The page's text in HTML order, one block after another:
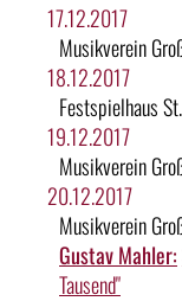
17.12.2017
Musikverein
18.12.2017
Festspielhaus
19.12.2017
Musikverein
20.12.2017
Musikverein
Gustav Mahler:
Tausend"